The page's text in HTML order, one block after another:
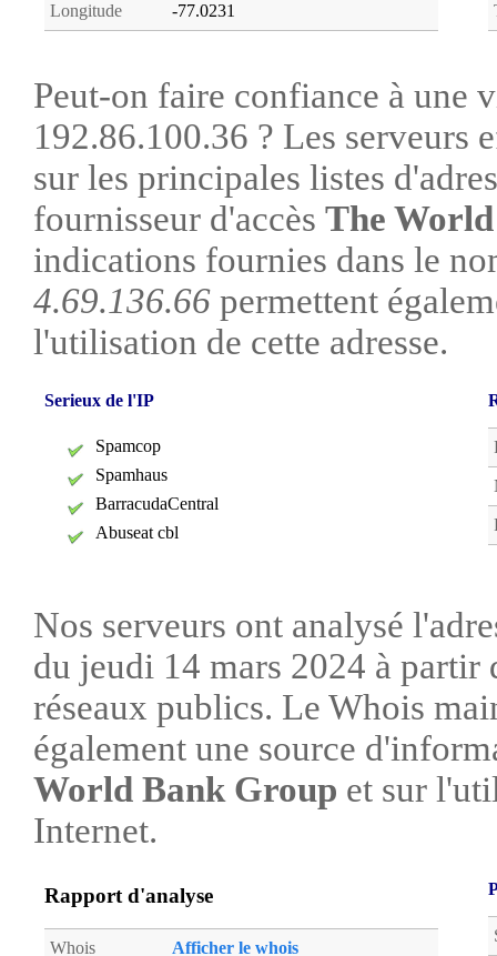
Longitude -77.0231
Peut-on faire confiance à une
192.86.100.36 ? Les serveurs
sur les principales listes
fournisseur d'accès The
indications fournies dans le
4.69.136.66 permettent
l'utilisation de cette adresse.
Serieux de l'IP
Spamcop
Spamhaus
BarracudaCentral
Abuseat cbl
Nos serveurs ont analysé
du jeudi 14 mars 2024 à partir
réseaux publics. Le Whois
également une source
World Bank Group et sur
Internet.
Rapport d'analyse
Whois Afficher le whois